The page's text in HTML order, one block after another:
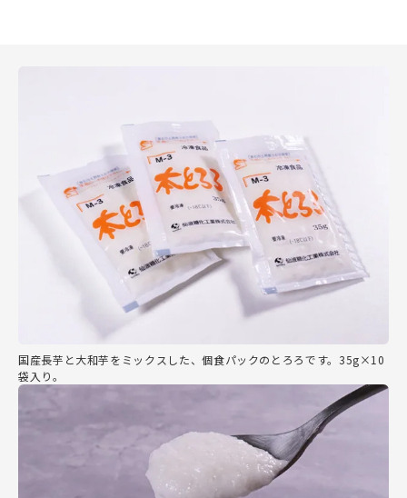
国産長芋と大和芋をミックスした、個食パックのとろろです。35g×10
袋入り。